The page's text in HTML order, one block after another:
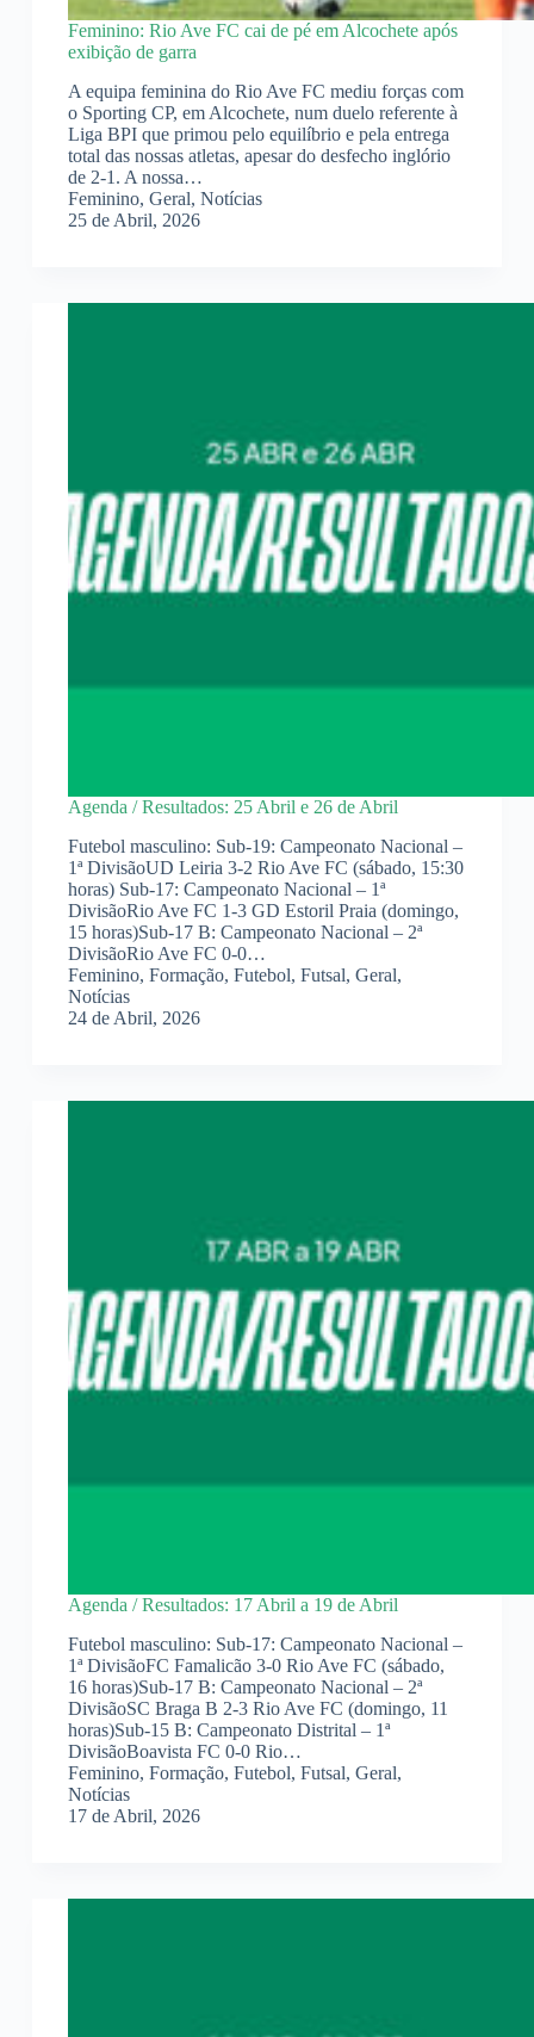
Feminino: Rio Ave FC cai de pé em Alcochete após
exibição de garra
A equipa feminina do Rio Ave FC mediu forças com
o Sporting CP, em Alcochete, num duelo referente à
Liga BPI que primou pelo equilíbrio e pela entrega
total das nossas atletas, apesar do desfecho inglório
de 2-1. A nossa…
Feminino, Geral, Notícias
25 de Abril, 2026
Agenda / Resultados: 25 Abril e 26 de Abril
Futebol masculino: Sub-19: Campeonato Nacional –
1ª DivisãoUD Leiria 3-2 Rio Ave FC (sábado, 15:30
horas) Sub-17: Campeonato Nacional – 1ª
DivisãoRio Ave FC 1-3 GD Estoril Praia (domingo,
15 horas)Sub-17 B: Campeonato Nacional – 2ª
DivisãoRio Ave FC 0-0…
Feminino, Formação, Futebol, Futsal, Geral,
Notícias
24 de Abril, 2026
Agenda / Resultados: 17 Abril a 19 de Abril
Futebol masculino: Sub-17: Campeonato Nacional –
1ª DivisãoFC Famalicão 3-0 Rio Ave FC (sábado,
16 horas)Sub-17 B: Campeonato Nacional – 2ª
DivisãoSC Braga B 2-3 Rio Ave FC (domingo, 11
horas)Sub-15 B: Campeonato Distrital – 1ª
DivisãoBoavista FC 0-0 Rio…
Feminino, Formação, Futebol, Futsal, Geral,
Notícias
17 de Abril, 2026